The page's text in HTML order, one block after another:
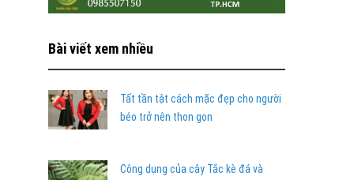
Bài viết xem nhiều
Tất tần tật cách mặc đẹp cho người
béo trở nên thon gọn
Công dụng của cây Tắc kè đá và